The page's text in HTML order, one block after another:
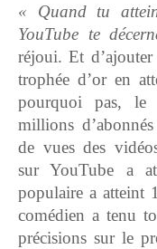
« Quand tu
YouTube te
réjoui. Et
trophée d’or en
pourquoi pas, le
millions
de vues des
sur YouTube a
populaire a atteint
comédien a tenu
précisions sur le